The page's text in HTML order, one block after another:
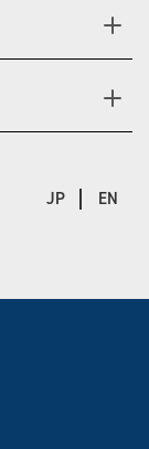
JP EN